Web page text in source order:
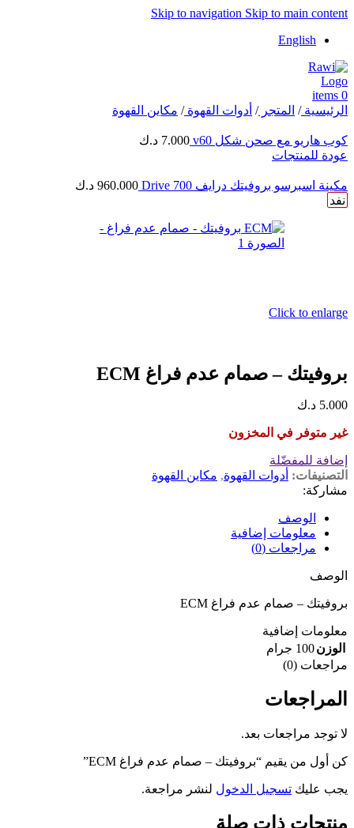
Skip to navigation Skip to main content
English
0
items
الرئيسية/ المتجر/ أدوات القهوة/ مكاين القهوة
كوب هاريو مع صحن شكل v60 7.000 د.ك
عودة للمنتجات
مكينة اسبرسو بروفيتك درايف 700 Drive 960.000 د.ك
نفد
Click to enlarge
بروفيتك – صمام عدم فراغ ECM
5.000 د.ك
غير متوفر في المخزون
إضافة للمفضّلة
التصنيفات: أدوات القهوة, مكاين القهوة
مشاركة:
الوصف
معلومات إضافية
مراجعات (0)
الوصف
بروفيتك – صمام عدم فراغ ECM
معلومات إضافية
الوزن100 جرام
مراجعات (0)
المراجعات
لا توجد مراجعات بعد.
كن أول من يقيم “بروفيتك – صمام عدم فراغ ECM”
يجب عليك تسجيل الدخول لنشر مراجعة.
منتجات ذات صلة